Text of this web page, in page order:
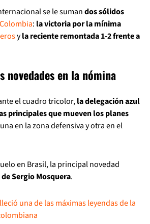
se le sumandos sólidos
: la victoria por la mínima
yla reciente remontada 1-2 frente a
novedades en la nómina
el cuadro tricolor,la delegación azul
principales que mueven los planes
en la zona defensiva y otra en el
en Brasil, la principal novedad
Sergio Mosquera.
una de las máximas leyendas de la